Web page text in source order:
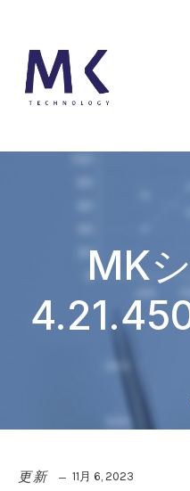
MK
更新 11月 6, 2023